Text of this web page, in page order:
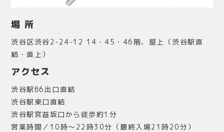
場 所
渋谷区渋谷2-24-12 14・45・46階、屋上（渋谷駅直
結・直上）
アクセス
渋谷駅B6出口直結
渋谷駅東口直結
渋谷駅宮益坂口から徒歩約1分
営業時間／10時〜22時30分（最終入場21時20分）